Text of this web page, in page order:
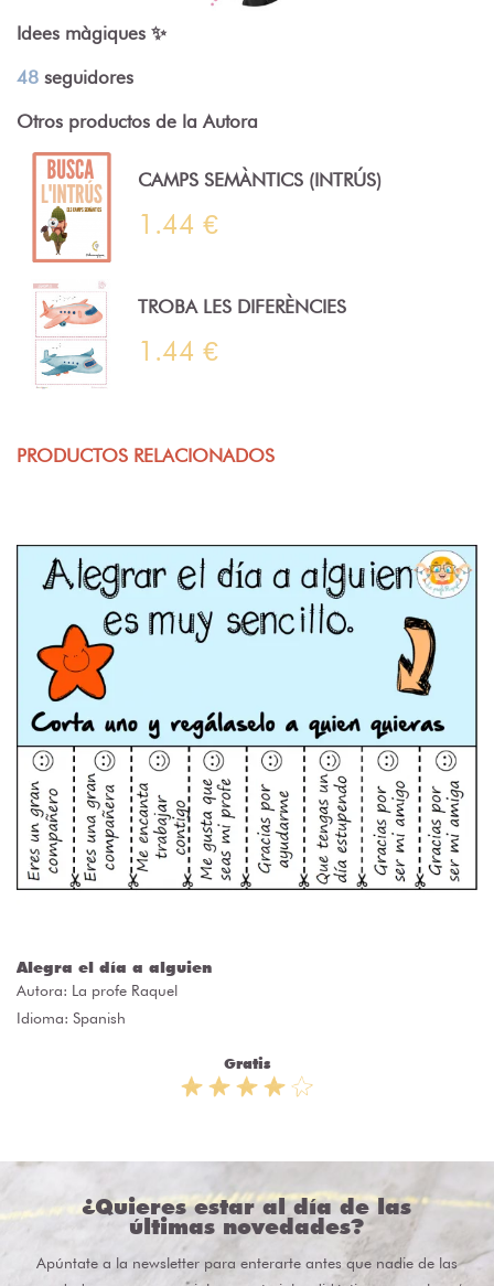
Idees màgiques ✨
48 seguidores
Otros productos de la Autora
CAMPS SEMÀNTICS (INTRÚS)
1.44 €
TROBA LES DIFERÈNCIES
1.44 €
PRODUCTOS RELACIONADOS
Alegra el día a alguien
Autora: La profe Raquel
Idioma: Spanish
Gratis
¿Quieres estar al día de las
últimas novedades?
Apúntate a la newsletter para enterarte antes que nadie de las